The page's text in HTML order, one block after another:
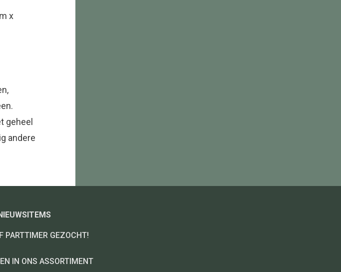
x
geheel
andere
PARTTIMER GEZOCHT!
IN ONS ASSORTIMENT